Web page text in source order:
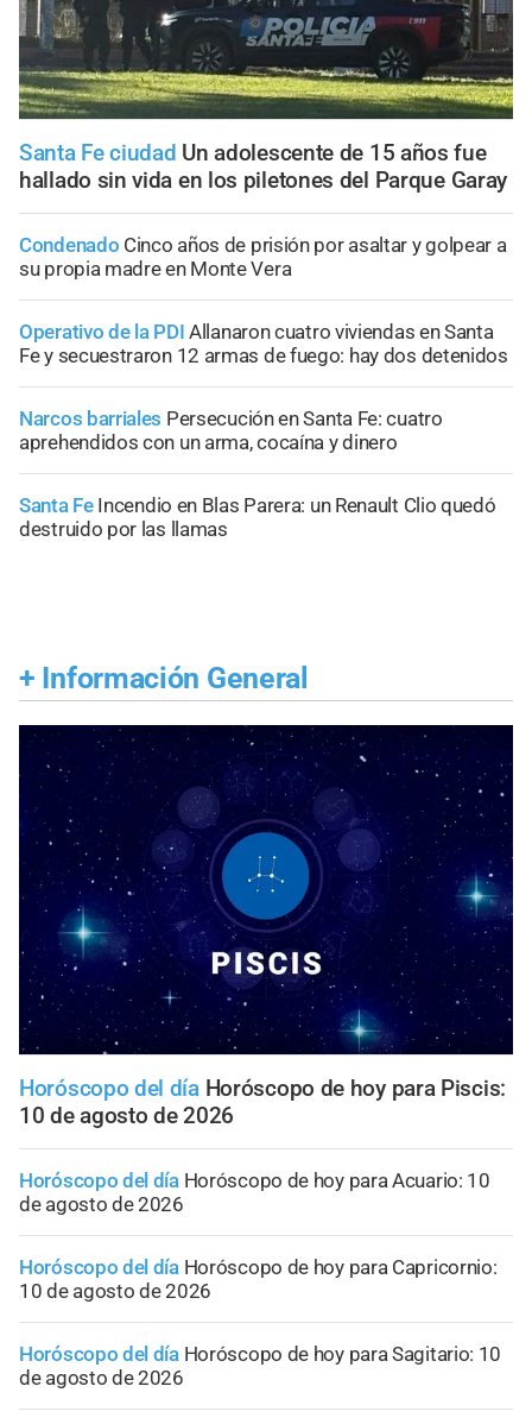
Santa Fe ciudad Un adolescente de 15 años fue
hallado sin vida en los piletones del Parque Garay
Condenado Cinco años de prisión por asaltar y golpear a
su propia madre en Monte Vera
Operativo de la PDI Allanaron cuatro viviendas en Santa
Fe y secuestraron 12 armas de fuego: hay dos detenidos
Narcos barriales Persecución en Santa Fe: cuatro
aprehendidos con un arma, cocaína y dinero
Santa Fe Incendio en Blas Parera: un Renault Clio quedó
destruido por las llamas
+ Información General
Horóscopo del día Horóscopo de hoy para Piscis:
10 de agosto de 2026
Horóscopo del día Horóscopo de hoy para Acuario: 10
de agosto de 2026
Horóscopo del día Horóscopo de hoy para Capricornio:
10 de agosto de 2026
Horóscopo del día Horóscopo de hoy para Sagitario: 10
de agosto de 2026